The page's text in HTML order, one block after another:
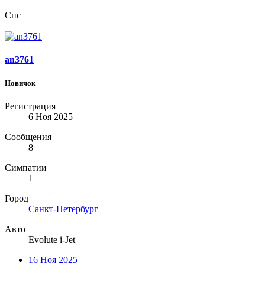
Спс
an3761
Новичок
Регистрация
6 Ноя 2025
Сообщения
8
Симпатии
1
Город
Санкт-Петербург
Авто
Evolute i-Jet
16 Ноя 2025